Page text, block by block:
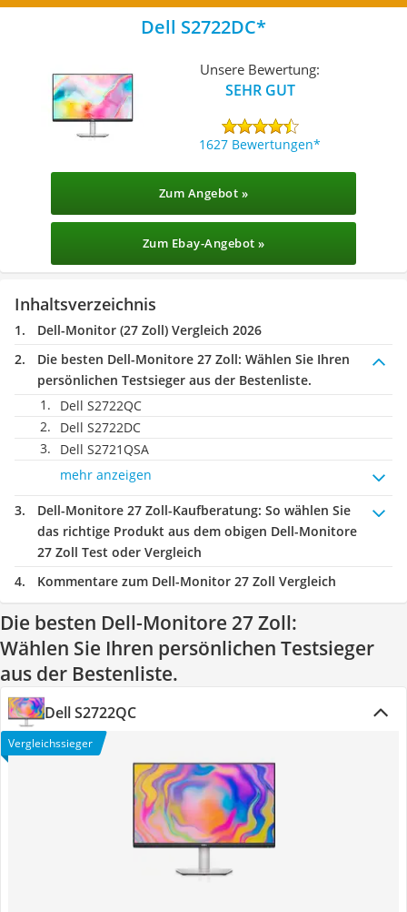
Dell S2722DC
Unsere Bewertung:
SEHR GUT
1627 Bewertungen
Zum Angebot »
Zum Ebay-Angebot »
Inhaltsverzeichnis
Dell-Monitor (27 Zoll) Vergleich 2026
Die besten Dell-Monitore 27 Zoll: Wählen Sie Ihren
persönlichen Testsieger aus der Bestenliste.
Dell S2722QC
Dell S2722DC
Dell S2721QSA
mehr anzeigen
Dell-Monitore 27 Zoll-Kaufberatung: So wählen Sie
das richtige Produkt aus dem obigen Dell-Monitore
27 Zoll Test oder Vergleich
Kommentare zum Dell-Monitor 27 Zoll Vergleich
Die besten Dell-Monitore 27 Zoll:
Wählen Sie Ihren persönlichen Testsieger
aus der Bestenliste.
Dell S2722QC
Vergleichssieger